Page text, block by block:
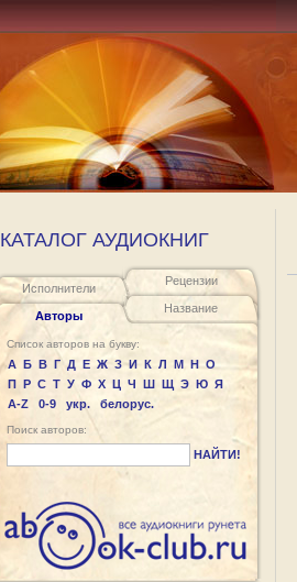
КАТАЛОГ АУДИОКНИГ
Исполнители
Авторы
Рецензии
Название
Список авторов на букву:
А Б В Г Д Е Ж З И К Л М Н О
П Р С Т У Ф Х Ц Ч Ш Щ Э Ю Я
A-Z
0-9 укр. белорус.
Поиск авторов:
НАЙТИ!